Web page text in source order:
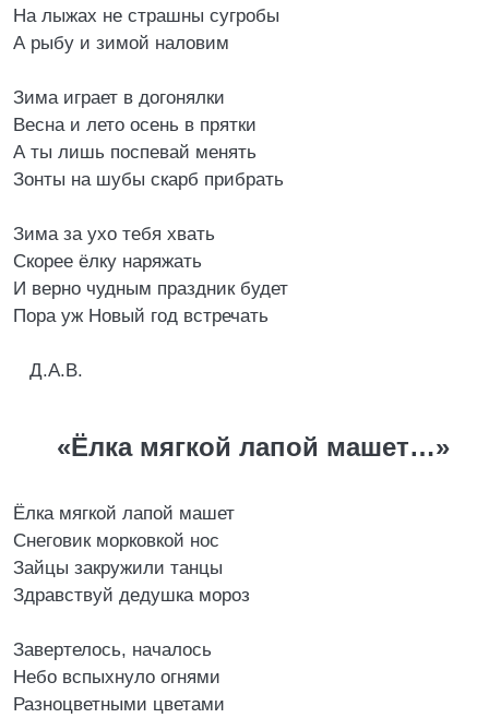
На лыжах не страшны сугробы
А рыбу и зимой наловим
Зима играет в догонялки
Весна и лето осень в прятки
А ты лишь поспевай менять
Зонты на шубы скарб прибрать
Зима за ухо тебя хвать
Скорее ёлку наряжать
И верно чудным праздник будет
Пора уж Новый год встречать
Д.А.В.
«Ёлка мягкой лапой машет…»
Ёлка мягкой лапой машет
Снеговик морковкой нос
Зайцы закружили танцы
Здравствуй дедушка мороз
Завертелось, началось
Небо вспыхнуло огнями
Разноцветными цветами